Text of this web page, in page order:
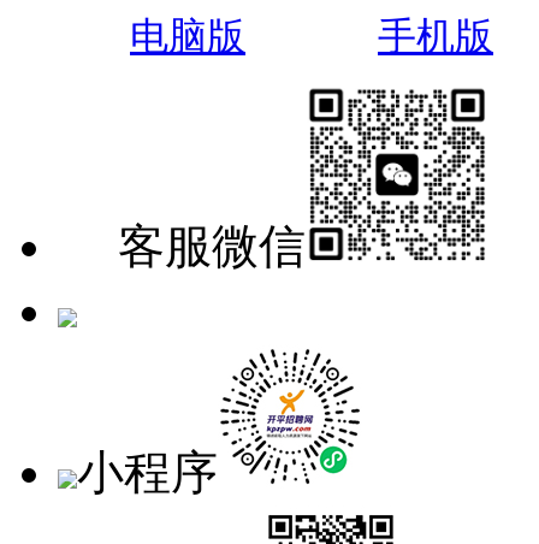
电脑版 手机版
客服微信
小程序